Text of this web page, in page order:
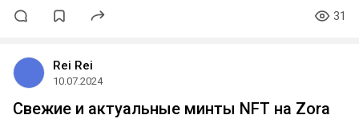
31
Rei Rei
10.07.2024
Свежие и актуальные минты NFT на Zora